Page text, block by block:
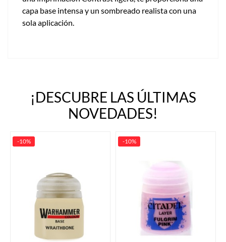
capa base intensa y un sombreado realista con una
sola aplicación.
¡DESCUBRE LAS ÚLTIMAS
NOVEDADES!
-10% -10%